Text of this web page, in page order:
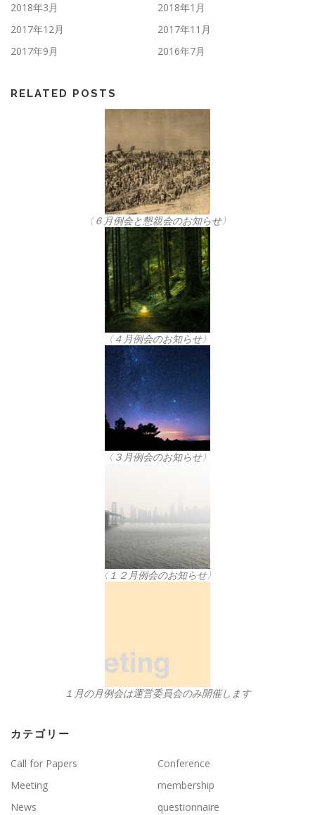
2018年3月
2018年1月
2017年12月
2017年11月
2017年9月
2016年7月
RELATED POSTS
〈６月例会と懇親会のお知らせ〉
〈４月例会のお知らせ〉
〈３月例会のお知らせ〉
〈１２月例会のお知らせ〉
１月の月例会は運営委員会のみ開催します
カテゴリー
Call for Papers
Conference
Meeting
membership
News
questionnaire